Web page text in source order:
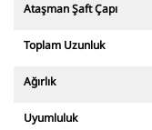
Ataşman Şaft Çapı
Toplam Uzunluk
Ağırlık
Uyumluluk